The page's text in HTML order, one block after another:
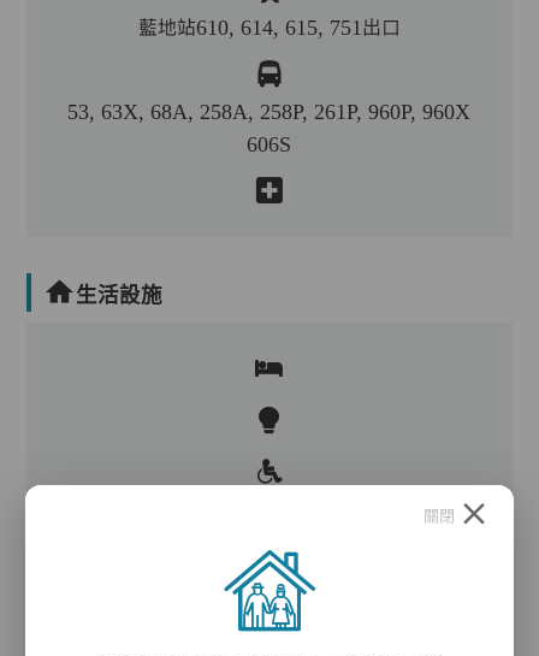
藍地站610, 614, 615, 751出口
53, 63X, 68A, 258A, 258P, 261P, 960P, 960X
606S
生活設施
關閉